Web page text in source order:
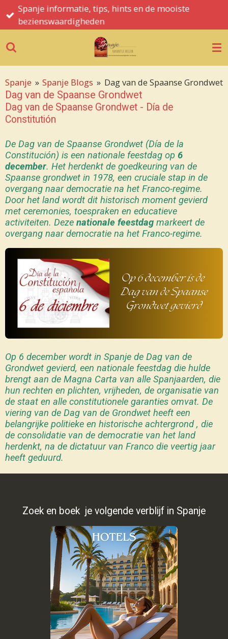
Ga
direct
de
Spanje informatie, tips, hints en de mooiste
bezienswaardigheden
Spanje » Spanje Blogs » Dag van de Spaanse Grondwet
Dag van de Spaanse Grondwet
Dag van de Spaanse Grondwet - Día de
Constitutión
De Dag van de Spaanse Grondwet (Día de la
Constitución) is een nationale feestdag op 6
december. Het herdenkt de goedkeuring van de
Spaanse grondwet in 1978, een cruciale stap in de
overgang naar democratie na het Franco-regime.
Door het land wordt dit historisch moment gevierd
met ceremonies, toespraken en educatieve
activiteiten. Deze nationale feestdag markeert de
overgang naar democratie na het Franco-regime.
Op 6 december wordt in Spanje de Dag van de
Grondwet gevierd, een nationale feestdag die hulde
brengt aan de Magna Carta van alle Spanjaarden, die
hun rechten en plichten, vrijheden, de organisatie van
de staat en alle constitutionele garanties omvat. De
viering van de Dag van de Grondwet heeft een
belangrijke politieke en historische achtergrond , die
de consolidatie van de democratie van het land
herdenkt, na de dictatuur van Franco die veertig jaar
heeft geduurd.
Zoek en boek je volgende verblijf in Spanje